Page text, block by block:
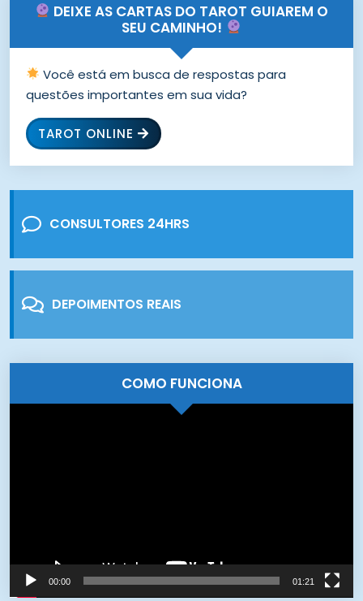
DEIXE AS CARTAS DO TAROT GUIAREM O
SEU CAMINHO!
Você está em busca de respostas para
questões importantes em sua vida?
TAROT ONLINE
CONSULTORES 24HRS
DEPOIMENTOS REAIS
COMO FUNCIONA
00:00 01:21